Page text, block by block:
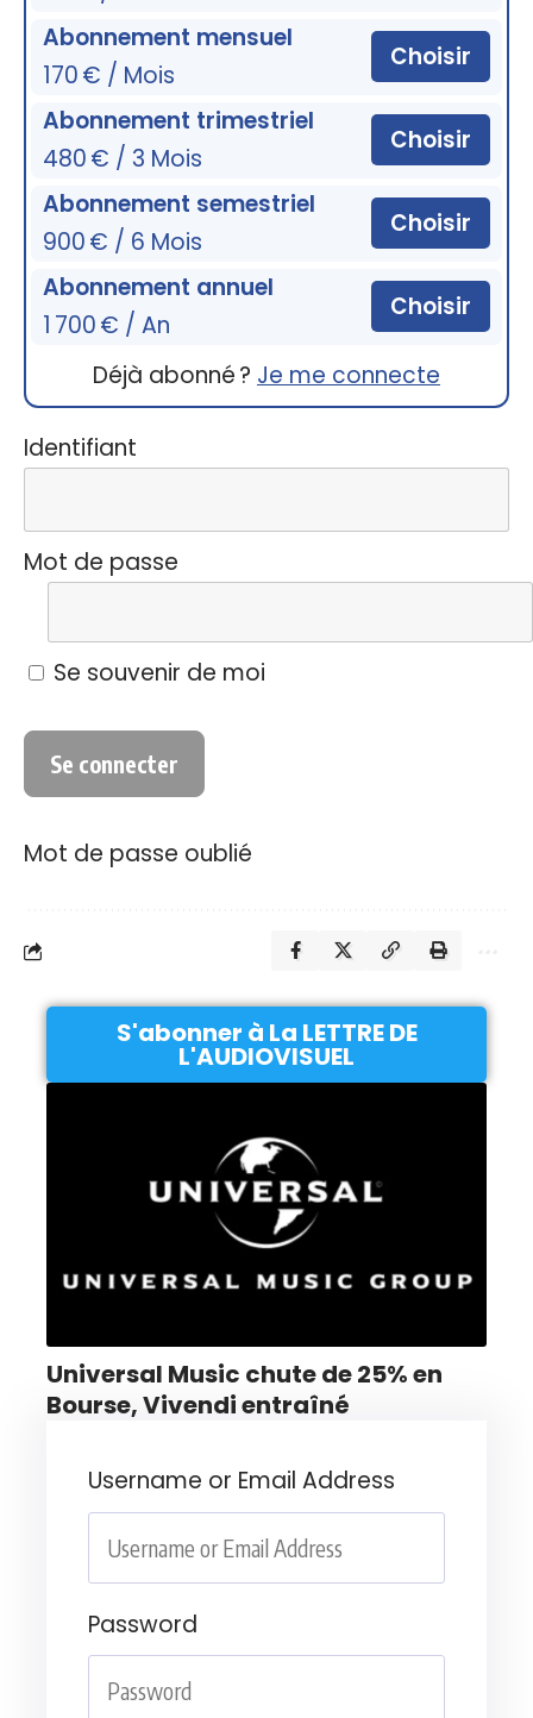
Abonnement mensuel
170 € / Mois
Choisir
Abonnement trimestriel
480 € / 3 Mois
Choisir
Abonnement semestriel
900 € / 6 Mois
Choisir
Abonnement annuel
1 700 € / An
Choisir
Déjà abonné ? Je me connecte
Identifiant
Mot de passe
Se souvenir de moi
Mot de passe oublié
S'abonner à La LETTRE DE
L'AUDIOVISUEL
Universal Music chute de 25% en
Bourse, Vivendi entraîné
Username or Email Address
Password